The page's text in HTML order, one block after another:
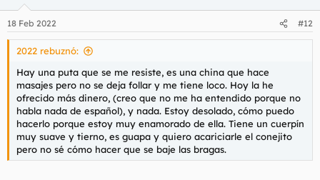
e
s
18 Feb 2022 #12
2022 rebuznó:
Hay una puta que se me resiste, es una china que hace
masajes pero no se deja follar y me tiene loco. Hoy la he
ofrecido más dinero, (creo que no me ha entendido porque no
habla nada de español), y nada. Estoy desolado, cómo puedo
hacerlo porque estoy muy enamorado de ella. Tiene un cuerpín
muy suave y tierno, es guapa y quiero acariciarle el conejito
pero no sé cómo hacer que se baje las bragas.